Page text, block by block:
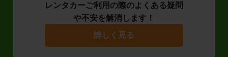
レンタカーご利用の際のよくある疑問
や不安を解消します！
詳しく見る